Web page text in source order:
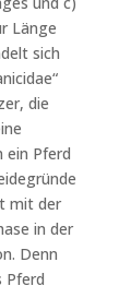
Länge
sich
die
ein Pferd
mit der
in der
Denn
Pferd